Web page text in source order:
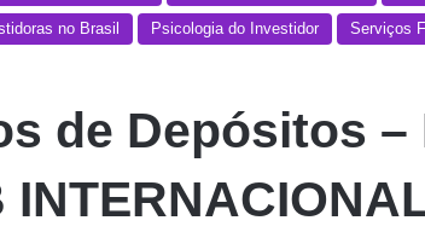
no Brasil Psicologia do Investidor Serviços
de Depósitos –